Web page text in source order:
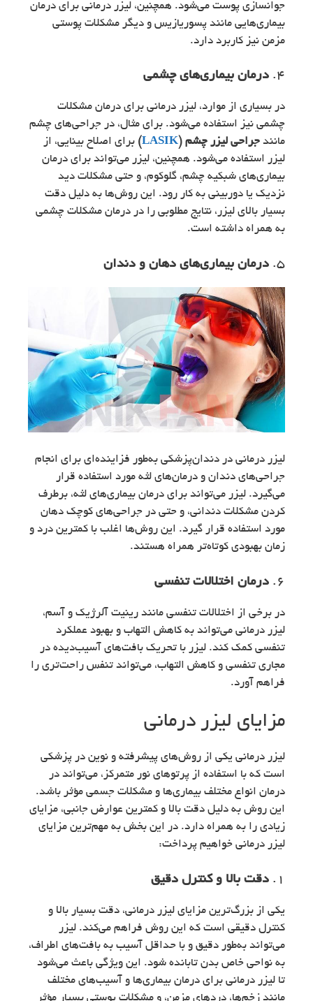
جوانسازی پوست می‌شود. همچنین، لیزر درمانی برای درمان
بیماری‌هایی مانند پسوریازیس و دیگر مشکلات پوستی
مزمن نیز کاربرد دارد.
4. درمان بیماری‌های چشمی
در بسیاری از موارد، لیزر درمانی برای درمان مشکلات
چشمی نیز استفاده می‌شود. برای مثال، در جراحی‌های چشم
مانند جراحی لیزر چشم (LASIK
) برای اصلاح بینایی، از
لیزر استفاده می‌شود. همچنین، لیزر می‌تواند برای درمان
بیماری‌های شبکیه چشم، گلوکوم، و حتی مشکلات دید
نزدیک یا دوربینی به کار رود. این روش‌ها به دلیل دقت
بسیار بالای لیزر، نتایج مطلوبی را در درمان مشکلات چشمی
به همراه داشته است.
5. درمان بیماری‌های دهان و دندان
لیزر درمانی در دندان‌پزشکی به‌طور فزاینده‌ای برای انجام
جراحی‌های دندان و درمان‌های لثه مورد استفاده قرار
می‌گیرد. لیزر می‌تواند برای درمان بیماری‌های لثه، برطرف
کردن مشکلات دندانی، و حتی در جراحی‌های کوچک دهان
مورد استفاده قرار گیرد. این روش‌ها اغلب با کمترین درد و
زمان بهبودی کوتاه‌تر همراه هستند.
6. درمان اختلالات تنفسی
در برخی از اختلالات تنفسی مانند رینیت آلرژیک و آسم،
لیزر درمانی می‌تواند به کاهش التهاب و بهبود عملکرد
تنفسی کمک کند. لیزر با تحریک بافت‌های آسیب‌دیده در
مجاری تنفسی و کاهش التهاب، می‌تواند تنفس راحت‌تری را
فراهم آورد.
مزایای لیزر درمانی
لیزر درمانی یکی از روش‌های پیشرفته و نوین در پزشکی
است که با استفاده از پرتوهای نور متمرکز، می‌تواند در
درمان انواع مختلف بیماری‌ها و مشکلات جسمی مؤثر باشد.
این روش به دلیل دقت بالا و کمترین عوارض جانبی، مزایای
زیادی را به همراه دارد. در این بخش به مهم‌ترین مزایای
لیزر درمانی خواهیم پرداخت:
1. دقت بالا و کنترل دقیق
یکی از بزرگ‌ترین مزایای لیزر درمانی، دقت بسیار بالا و
کنترل دقیقی است که این روش فراهم می‌کند. لیزر
می‌تواند به‌طور دقیق و با حداقل آسیب به بافت‌های اطراف،
به نواحی خاص بدن تابانده شود. این ویژگی باعث می‌شود
تا لیزر درمانی برای درمان بیماری‌ها و آسیب‌های مختلف
مانند زخم‌ها، دردهای مزمن، و مشکلات پوستی بسیار مؤثر